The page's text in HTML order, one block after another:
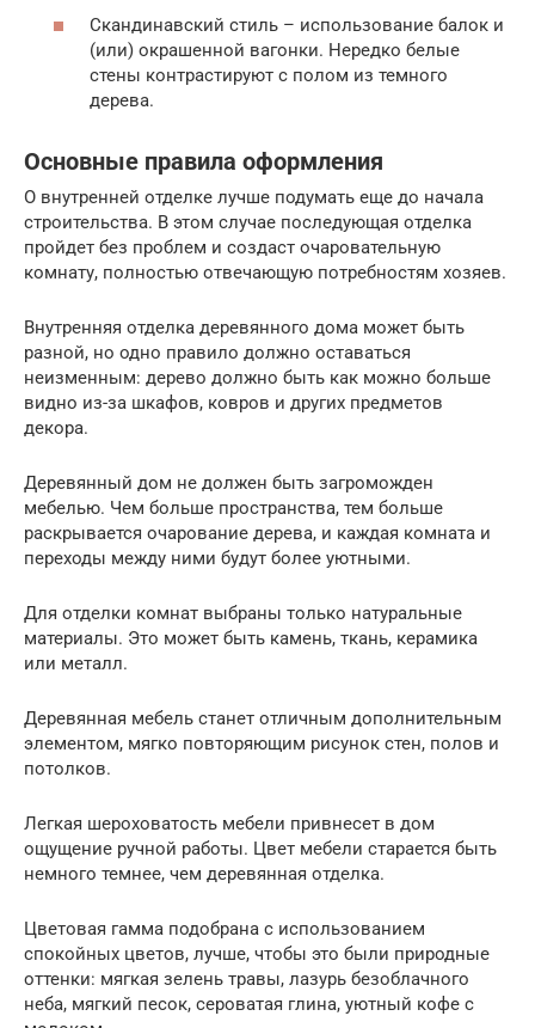
Скандинавский стиль – использование балок и
(или) окрашенной вагонки. Нередко белые
стены контрастируют с полом из темного
дерева.
Основные правила оформления
О внутренней отделке лучше подумать еще до начала
строительства. В этом случае последующая отделка
пройдет без проблем и создаст очаровательную
комнату, полностью отвечающую потребностям хозяев.
Внутренняя отделка деревянного дома может быть
разной, но одно правило должно оставаться
неизменным: дерево должно быть как можно больше
видно из-за шкафов, ковров и других предметов
декора.
Деревянный дом не должен быть загроможден
мебелью. Чем больше пространства, тем больше
раскрывается очарование дерева, и каждая комната и
переходы между ними будут более уютными.
Для отделки комнат выбраны только натуральные
материалы. Это может быть камень, ткань, керамика
или металл.
Деревянная мебель станет отличным дополнительным
элементом, мягко повторяющим рисунок стен, полов и
потолков.
Легкая шероховатость мебели привнесет в дом
ощущение ручной работы. Цвет мебели старается быть
немного темнее, чем деревянная отделка.
Цветовая гамма подобрана с использованием
спокойных цветов, лучше, чтобы это были природные
оттенки: мягкая зелень травы, лазурь безоблачного
неба, мягкий песок, сероватая глина, уютный кофе с